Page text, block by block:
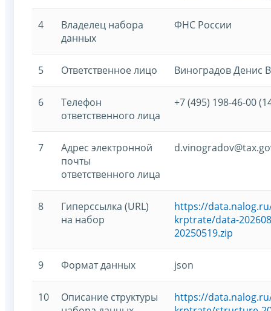
4
Владелец набора
данных
ФНС России
5 Ответственное лицо Виноградов Денис
6
Телефон
ответственного лица
+7 (495) 198-46-00
7
Адрес электронной
почты
ответственного лица
8
Гиперссылка (URL)
на набор
https://
krptrate/data-
20250519.zip
9 Формат данных json
10
Описание структуры
https://